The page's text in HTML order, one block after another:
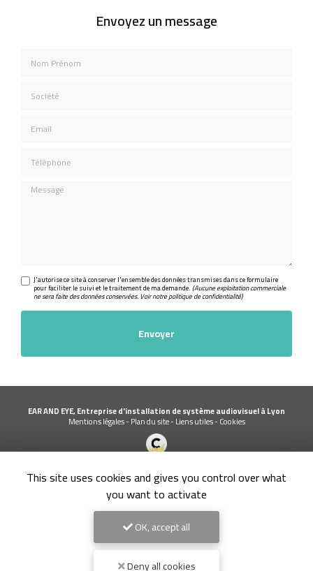
Envoyez un message
Message
J'autorise ce site à conserver l'ensemble des données transmises dans ce formulaire
pour faciliter le suivi et le traitement de ma demande. (Aucune exploitation commerciale
ne sera faite des données conservées. Voir notrepolitique de confidentialité)
EAR AND EYE, Entreprise d'installation de système audiovisuel à Lyon
Mentions légales-Plan du site-Liens utiles-Cookies
Demande de Devis
Entreprise d'installation de système audiovisuel à Lyon
9.1/10
7 avis
This site uses cookies and gives you control over what
you want to activate
OK, accept all
Deny all cookies